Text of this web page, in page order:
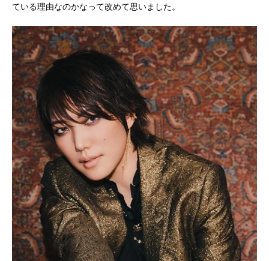
ている理由なのかなって改めて思いました。